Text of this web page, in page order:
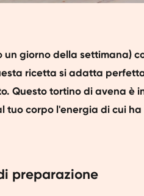
un giorno della settimana)
ricetta si adatta
Questo tortino di avena è
tuo corpo l'energia di cui ha
preparazione